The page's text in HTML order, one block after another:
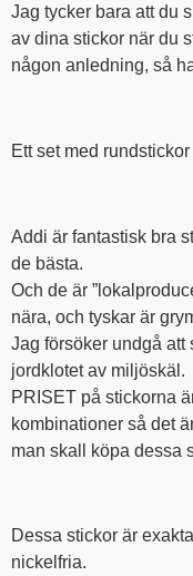
Jag tycker bara att du
av dina stickor när du
någon anledning, så
Ett set med
Addi är fantastisk bra
de bästa.
Och de är
nära, och tyskar är
Jag försöker undgå att
jordklotet av miljöskäl.
PRISET på stickorna
kombinationer så det
man skall köpa dessa
Dessa stickor är
nickelfria.